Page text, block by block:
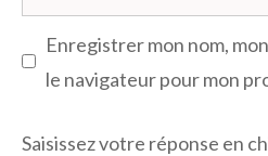
web
Enregistrer mon nom,
le navigateur pour mon
Saisissez votre réponse en